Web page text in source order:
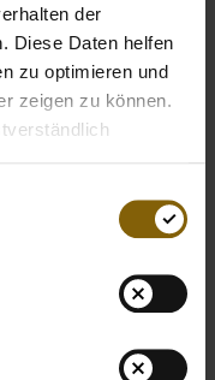
der
Diese Daten helfen
zu optimieren und
zeigen zu können.